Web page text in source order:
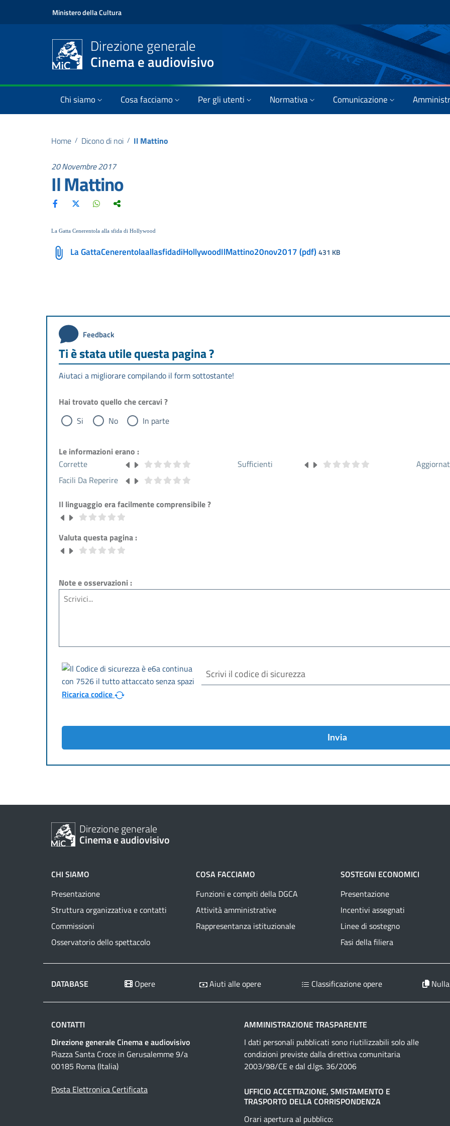
Ministero della Cultura
Direzione generale
Cinema e audiovisivo
Chi siamo Cosa facciamo Per gli utenti Normativa Comunicazione
Home / Dicono di noi / Il Mattino
20 Novembre 2017
Il Mattino
La Gatta Cenerentola alla sfida di Hollywood
La GattaCenerentolaallasfidadiHollywoodIlMattino20nov2017 (pdf)431 KB
Feedback
Ti è stata utile questa pagina ?
Aiutaci a migliorare compilando il form sottostante!
Hai trovato quello che cercavi ?
Si
No In parte
Le informazioni erano :
Corrette
Sufficienti
Facili Da Reperire
Il linguaggio era facilmente comprensibile ?
Valuta questa pagina :
Note e osservazioni :
Ricarica codice
Invia
Direzione generale
Cinema e audiovisivo
CHI SIAMO
Presentazione
Struttura organizzativa e contatti
Commissioni
Osservatorio dello spettacolo
COSA FACCIAMO
Funzioni e compiti della DGCA
Attività amministrative
Rappresentanza istituzionale
SOSTEGNI ECONOMICI
Presentazione
Incentivi assegnati
Linee di sostegno
Fasi della filiera
DATABASE Opere Aiuti alle opere Classificazione opere
CONTATTI
Direzione generale Cinema e audiovisivo
Piazza Santa Croce in Gerusalemme 9/a
00185 Roma (Italia)
Posta Elettronica Certificata
AMMINISTRAZIONE TRASPARENTE
I dati personali pubblicati sono riutilizzabili solo alle
condizioni previste dalla direttiva comunitaria
2003/98/CE e dal d.lgs. 36/2006
UFFICIO ACCETTAZIONE, SMISTAMENTO E
TRASPORTO DELLA CORRISPONDENZA
Orari apertura al pubblico: